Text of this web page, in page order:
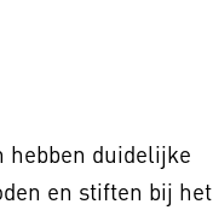
hebben duidelijke
en stiften bij het